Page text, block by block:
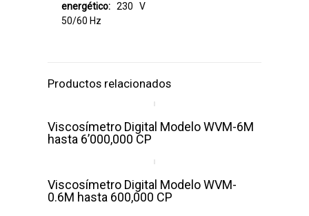
energético:230 V
50/60 Hz
Productos relacionados
Viscosímetro Digital Modelo WVM-6M
hasta 6’000,000 CP
Viscosímetro Digital Modelo WVM-
0.6M hasta 600,000 CP